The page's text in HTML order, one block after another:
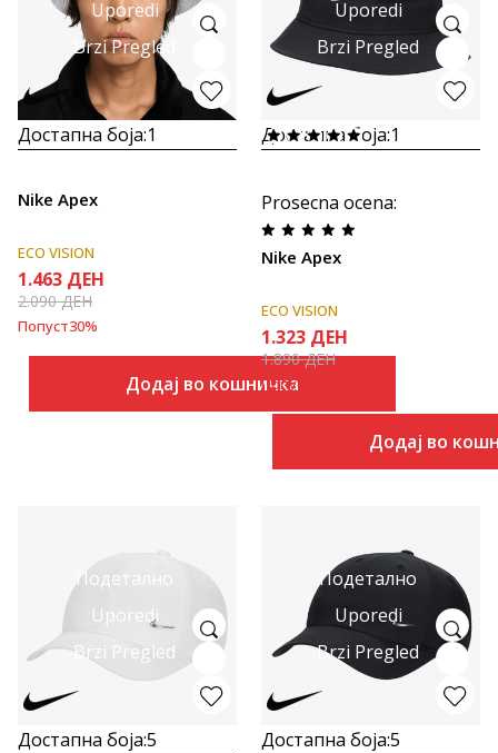
Uporedi
Brzi Pregled
Достапна боја:1
Nike Apex
ECO VISION
1.463 ДЕН
2.090ДЕН
Попуст30%
Додај во кошничка
Uporedi
Brzi Pregled
Достапна боја:1
Prosecna ocena:
Nike Apex
ECO VISION
1.323 ДЕН
1.890ДЕН
Попуст
Додај во
Подетално
Uporedi
Brzi Pregled
Достапна боја:5
Подетално
Uporedi
Brzi Pregled
Достапна боја:5